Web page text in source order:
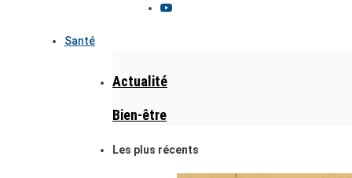
Santé
Actualité
Bien-être
Les plus récents